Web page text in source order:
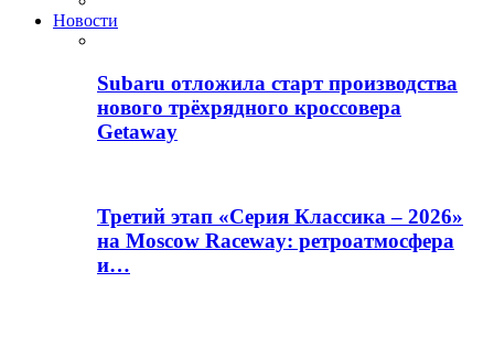
Новости
Subaru отложила старт производства
нового трёхрядного кроссовера
Getaway
Третий этап «Серия Классика – 2026»
на Moscow Raceway: ретроатмосфера
и…